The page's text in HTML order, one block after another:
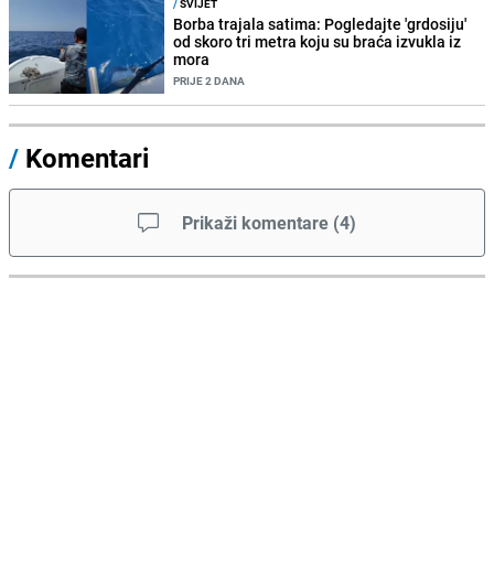
/SVIJET
Borba trajala satima: Pogledajte 'grdosiju'
od skoro tri metra koju su braća izvukla iz
mora
PRIJE 2 DANA
/ Komentari
Prikaži komentare (4)